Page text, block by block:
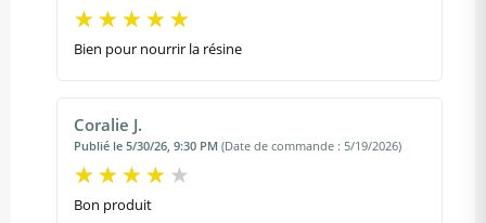
Bien pour nourrir la résine
Coralie J.
Publié le 5/30/26, 9:30 PM (Date de commande : 5/19/2026)
Bon produit